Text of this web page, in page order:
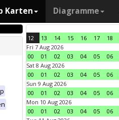
Karten Diagramme
12 13 14 15 16 17 18
Fri 7 Aug 2026
00
01 02 03 04 05 06
Sat 8 Aug 2026
00
01 02 03 04 05 06
Sun 9 Aug 2026
00
01 02 03 04 05 06
Mon 10 Aug 2026
00
01 02 03 04 05 06